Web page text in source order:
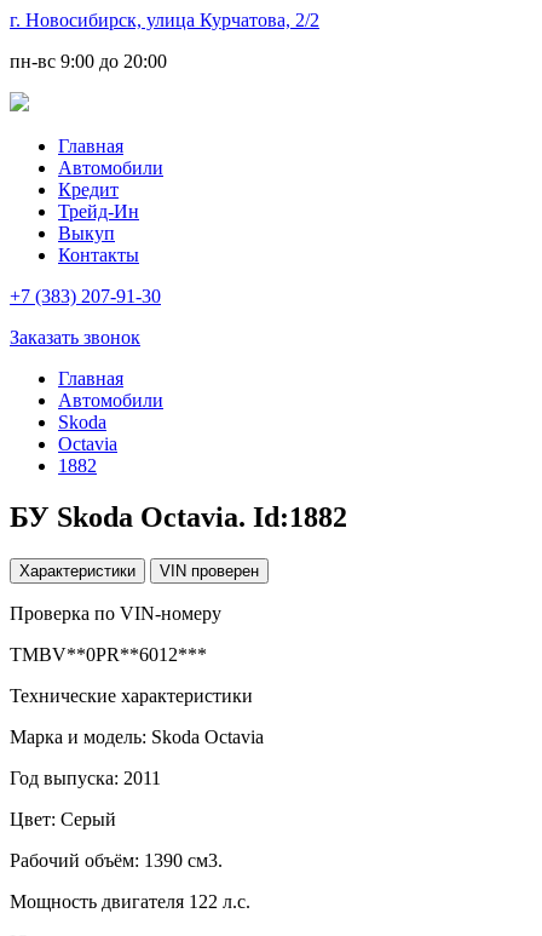
г. Новосибирск, улица Курчатова, 2/2
пн-вс 9:00 до 20:00
Главная
Автомобили
Кредит
Трейд-Ин
Выкуп
Контакты
+7 (383) 207-91-30
Заказать звонок
Главная
Автомобили
Skoda
Octavia
1882
БУ Skoda Octavia. Id:1882
Характеристики VIN проверен
Проверка по VIN-номеру
TMBV**0PR**6012***
Технические характеристики
Марка и модель: Skoda Octavia
Год выпуска: 2011
Цвет: Серый
Рабочий объём: 1390 см3.
Мощность двигателя 122 л.с.